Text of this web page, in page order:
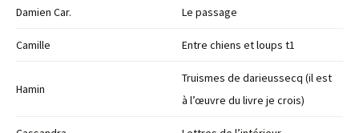
Damien Car. Le passage
Camille Entre chiens et loups t1
Hamin
Truismes de darieussecq (il est
à l’œuvre du livre je crois)